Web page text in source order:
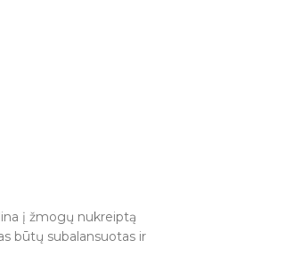
į žmogų nukreiptą
būtų subalansuotas ir